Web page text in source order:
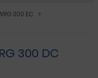
300 EC
300 DC